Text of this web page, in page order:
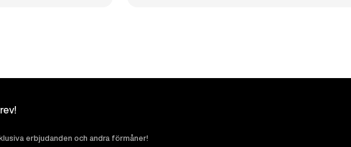
erbjudanden och andra förmåner!